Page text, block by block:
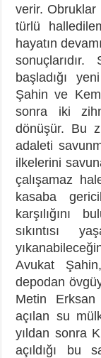
verir. Obruklar
türlü
hayatın
sonuçlarıdır.
başladığı
Şahin ve
sonra iki
dönüşür. Bu
adaleti
ilkelerini
çalışamaz
kasaba
karşılığını
sıkıntısı
Avukat
depodan
Metin Erksan
açılan su
yıldan sonra
açıldığı bu